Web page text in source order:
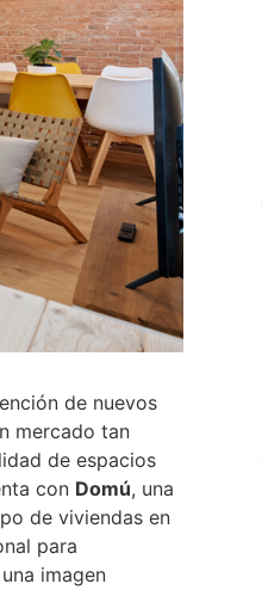
de nuevos
mercado tan
de espacios
con Domú, una
de viviendas en
para
imagen